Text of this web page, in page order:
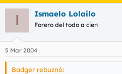
I Ismaelo Lolailo
Forero del todo a cien
5 Mar 2004
Badger rebuznó: